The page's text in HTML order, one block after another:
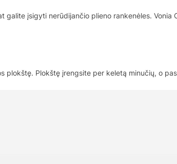
įsigyti nerūdijančio plieno rankenėles. Vonia
plokštę. Plokštę įrengsite per keletą minučių, o